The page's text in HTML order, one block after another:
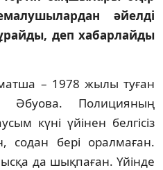
әйелді
деп хабарлайды
– 1978 жылы туған
Әбуова. Полицияның
күні үйінен белгісіз
содан бері оралмаған.
да шықпаған. Үйінде